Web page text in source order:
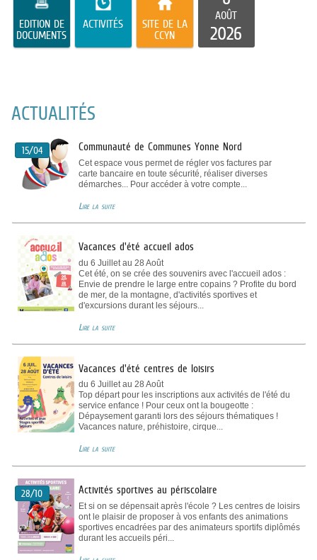
EDITION DE
DOCUMENTS
ACTIVITÉS
SITE DE LA
CCYN
AOÛT
2026
ACTUALITÉS
15/04 Communauté de Communes Yonne Nord
Cet espace vous permet de régler vos factures par
carte bancaire en toute sécurité, réaliser diverses
démarches... Pour accéder à votre compte...
Lire la suite
Vacances d'été accueil ados
du 6 Juillet au 28 Août
Cet été, on se crée des souvenirs avec l'accueil ados :
Envie de prendre le large entre copains ? Profite du bord
de mer, de la montagne, d'activités sportives et
d'excursions durant les séjours...
Lire la suite
Vacances d'été centres de loisirs
du 6 Juillet au 28 Août
Top départ pour les inscriptions aux activités de l'été du
service enfance ! Pour ceux ont la bougeotte :
Dépaysement garanti lors des séjours thématiques !
Vacances nature, préhistoire, cirque...
Lire la suite
28/10 Activités sportives au périscolaire
Et si on se dépensait après l'école ? Les centres de loisirs
ont le plaisir de proposer à vos enfants des animations
sportives encadrées par des animateurs sportifs diplômés
durant les accueils péri...